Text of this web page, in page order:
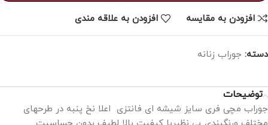
افزودن به مقایسه افزودن به علاقه مندی
دسته: جوراب زنانه
توضیحات
جوراب مچی فری سایز شیشه ای فانتزی اعلا نخ پنبه در طرحهای